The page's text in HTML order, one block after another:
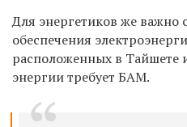
Для энергетиков же важно
обеспечения
расположенных в Тайшете
энергии требует БАМ.